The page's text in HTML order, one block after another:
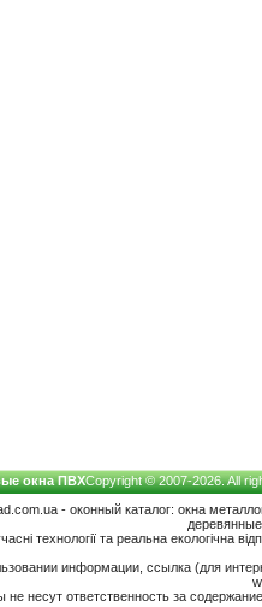
окна ПВХCopyright © 2007-2026. All
- оконный каталог: окна
технології та реальна екологічна
информации, ссылка (для
не несут ответственность за